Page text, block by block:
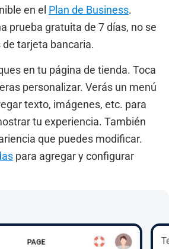
en el Plan de Business.
prueba gratuita de 7 días, no se
tarjeta bancaria.
en tu página de tienda. Toca
personalizar. Verás un menú
texto, imágenes, etc. para
tu experiencia. También
que puedes modificar.
para agregar y configurar